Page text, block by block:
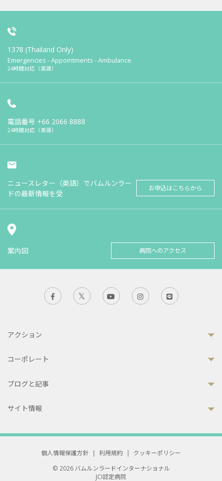
1378 (Thailand Only)
Emergencies - Appointments - Ambulance
24時間対応（英語）
電話番号 +66 2066 8888
24時間対応（英語）
ニュースレター（英語）でバムルンラー
ドの最新情報を受
お申込はこちらから
案内図 病院へのアクセス
アクション
コーポレート
ブログと記事
サイト情報
個人情報保護方針 | 利用規約 |
クッキーポリシー
© 2026 バムルンラードインターナショナル
JCI認定病院